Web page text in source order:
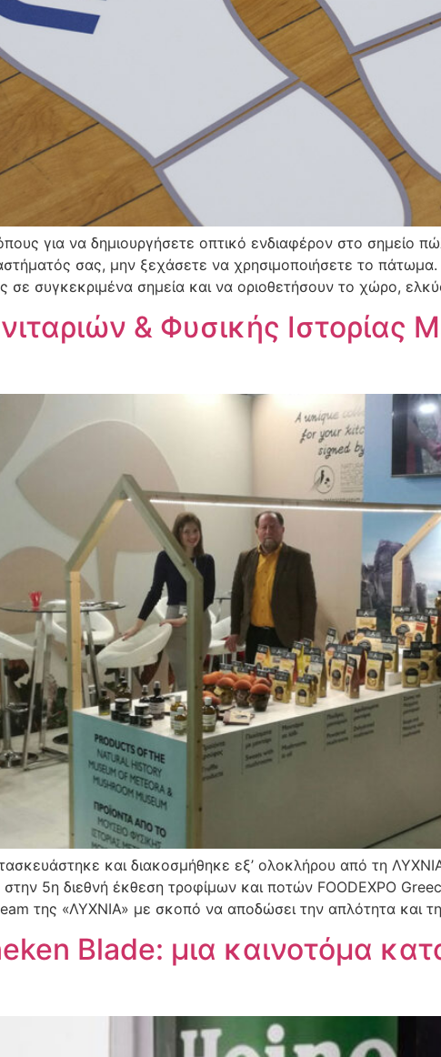
για να δημιουργήσετε οπτικό ενδιαφέρον στο σημείο
σας, μην ξεχάσετε να χρησιμοποιήσετε το
σε συγκεκριμένα σημεία και να οριοθετήσουν το χώρο,
& Φυσικής Ιστορίας
και διακοσμήθηκε εξ’ ολοκλήρου από τη
5η διεθνή έκθεση τροφίμων και ποτών FOODEXPO
της «ΛΥΧΝΙΑ» με σκοπό να αποδώσει την απλότητα και
Blade: μια καινοτόμα